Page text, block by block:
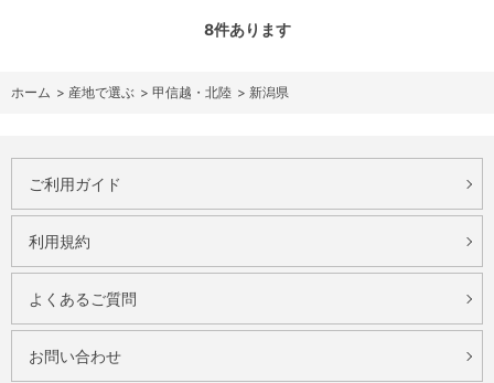
8件あります
ホーム > 産地で選ぶ > 甲信越・北陸 > 新潟県
ご利用ガイド
利用規約
よくあるご質問
お問い合わせ